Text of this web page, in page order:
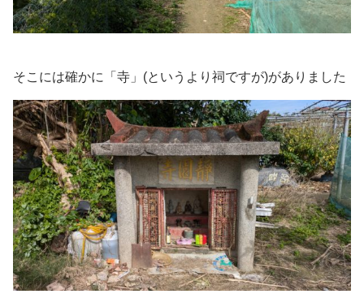
そこには確かに「寺」(というより祠ですが)がありました